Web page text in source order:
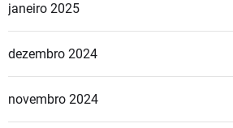
janeiro 2025
dezembro 2024
novembro 2024